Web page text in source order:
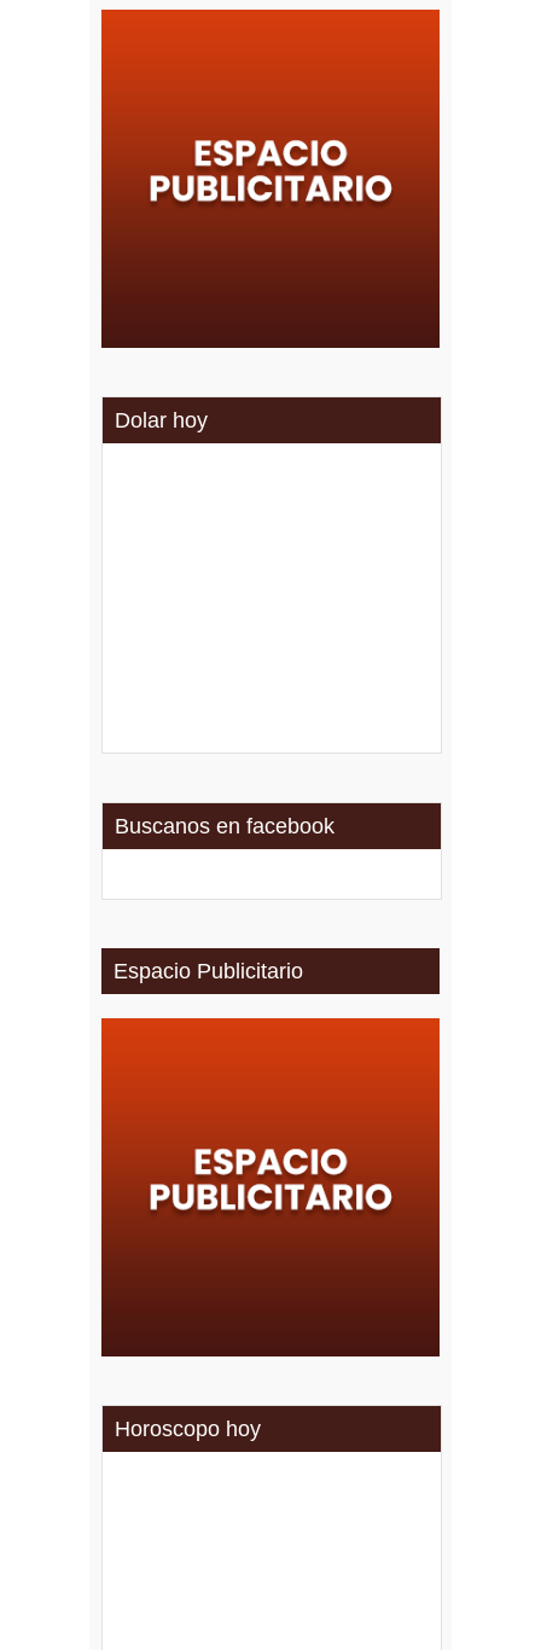
Dolar hoy
Buscanos en facebook
Espacio Publicitario
Horoscopo hoy